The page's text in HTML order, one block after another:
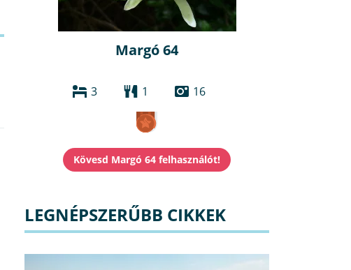
Margó 64
3 1 16
LEGNÉPSZERŰBB CIKKEK